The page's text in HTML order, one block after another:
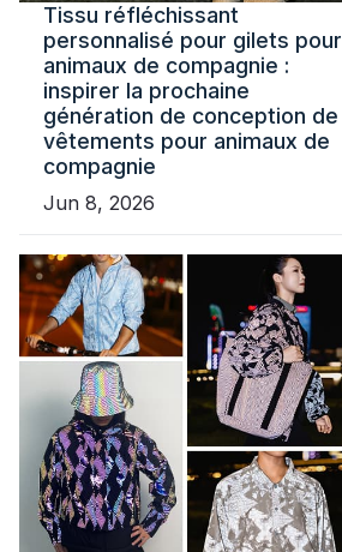
Tissu réfléchissant
personnalisé pour gilets pour
animaux de compagnie :
inspirer la prochaine
génération de conception de
vêtements pour animaux de
compagnie
Jun 8, 2026